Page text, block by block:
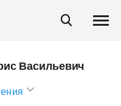
Васильевич